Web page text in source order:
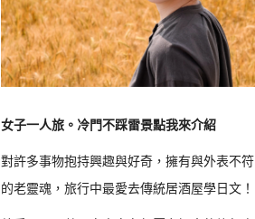
女子一人旅。冷門不踩雷景點我來介紹
對許多事物抱持興趣與好奇，擁有與外表不符
的老靈魂，旅行中最愛去傳統居酒屋學日文！